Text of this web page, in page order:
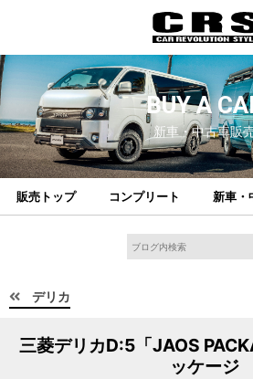
BUY A
新車・中古車販
販売トップ コンプリート 新車・
デリカ
三菱デリカD:5「JAOS
ッケージ